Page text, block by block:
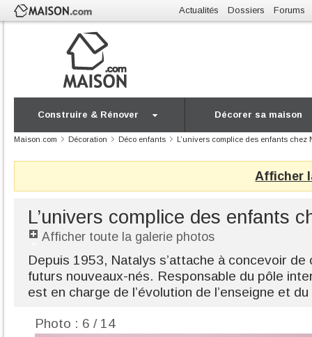
Actualités Dossiers Forums
Construire & Rénover Décorer sa maison
Maison.com Décoration Déco enfants L’univers complice des enfants chez
Afficher
L’univers complice des enfants
Afficher toute la galerie photos
Depuis 1953, Natalys s’attache à concevoir
futurs nouveaux-nés. Responsable du pôle
est en charge de l’évolution de l’enseigne et
Photo : 6 / 14